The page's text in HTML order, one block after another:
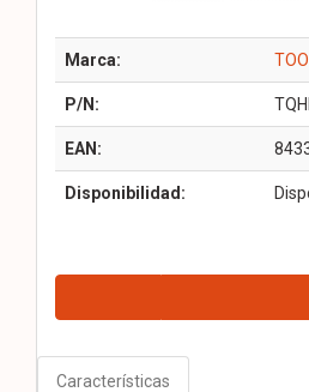
Marca:
P/N:
EAN:
Disponibilidad:
Características